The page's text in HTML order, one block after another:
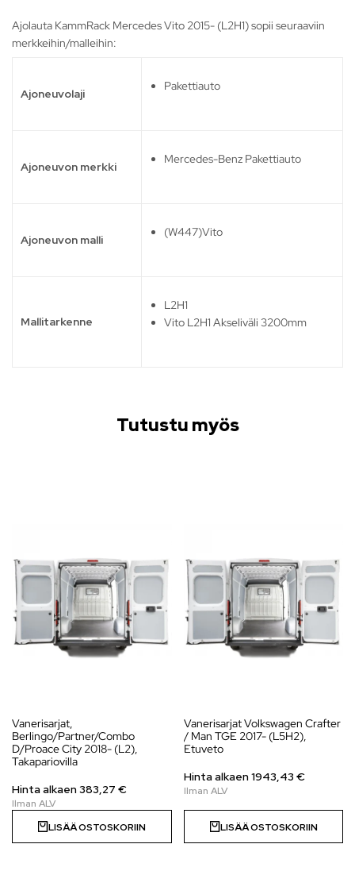
Ajolauta KammRack Mercedes Vito 2015- (L2H1) sopii seuraaviin
merkkeihin/malleihin:
Ajoneuvolaji
Pakettiauto
Ajoneuvon merkki
Mercedes-Benz Pakettiauto
Ajoneuvon malli
(W447)Vito
Mallitarkenne
L2H1
Vito L2H1 Akseliväli 3200mm
Tutustu myös
Vanerisarjat,
Berlingo/Partner/Combo
D/Proace City 2018- (L2),
Takapariovilla
Hinta alkaen383,27 €
LISÄÄ OSTOSKORIIN
Vanerisarjat Volkswagen Crafter
/ Man TGE 2017- (L5H2),
Etuveto
Hinta alkaen1943,43 €
LISÄÄ OSTOSKORIIN